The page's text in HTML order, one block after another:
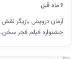
۶ ماه قبل
آرمان درویش بازیگر
جشنواره فیلم فجر